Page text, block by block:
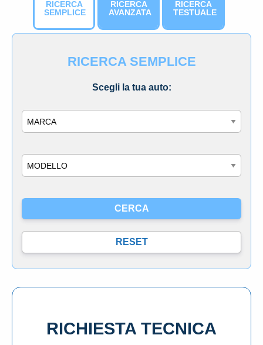
RICERCA
SEMPLICE
RICERCA
AVANZATA
RICERCA
TESTUALE
RICERCA SEMPLICE
Scegli la tua auto:
RICHIESTA TECNICA